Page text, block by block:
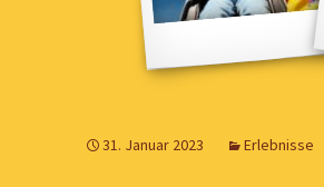
31. Januar 2023 Erlebnisse